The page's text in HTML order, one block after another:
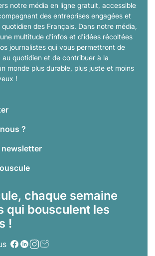
notre média en ligne gratuit, accessible
des entreprises engagées et
des Français. Dans notre média,
multitude d'infos et d'idées récoltées
journalistes qui vous permettront de
quotidien et de contribuer à la
monde plus durable, plus juste et moins
!
?
newsletter
chaque semaine
qui bousculent les
!